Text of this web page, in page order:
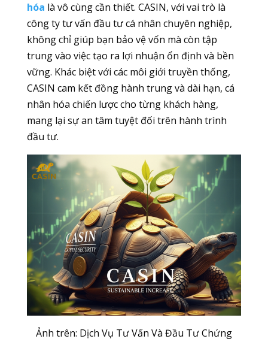
hóa là vô cùng cần thiết. CASIN, với vai trò là
công ty tư vấn đầu tư cá nhân chuyên nghiệp,
không chỉ giúp bạn bảo vệ vốn mà còn tập
trung vào việc tạo ra lợi nhuận ổn định và bền
vững. Khác biệt với các môi giới truyền thống,
CASIN cam kết đồng hành trung và dài hạn, cá
nhân hóa chiến lược cho từng khách hàng,
mang lại sự an tâm tuyệt đối trên hành trình
đầu tư.
Ảnh trên: Dịch Vụ Tư Vấn Và Đầu Tư Chứng